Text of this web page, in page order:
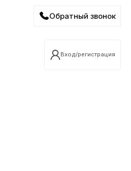
Обратный звонок
Вход/регистрация